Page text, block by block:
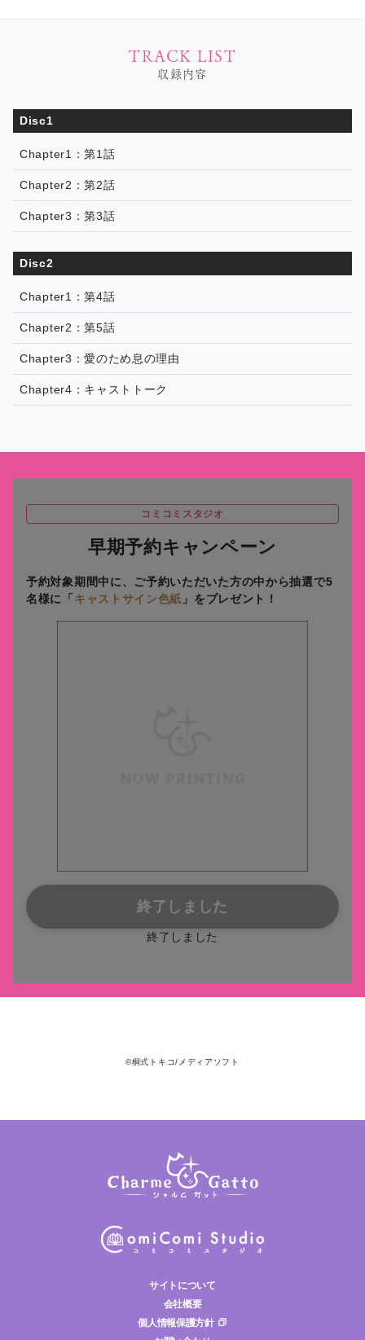
TRACK LIST
収録内容
Disc1
Chapter1：第1話
Chapter2：第2話
Chapter3：第3話
Disc2
Chapter1：第4話
Chapter2：第5話
Chapter3：愛のため息の理由
Chapter4：キャストトーク
コミコミスタジオ
早期予約キャンペーン
予約対象期間中に、ご予約いただいた方の中から抽選で5
名様に
「 キャストサイン色紙 」をプレゼント！
終了しました
終了しました
©桐式トキコ/メディアソフト
サイトについて
会社概要
個人情報保護方針